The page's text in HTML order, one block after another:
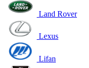
Land Rover
Lexus
Lifan